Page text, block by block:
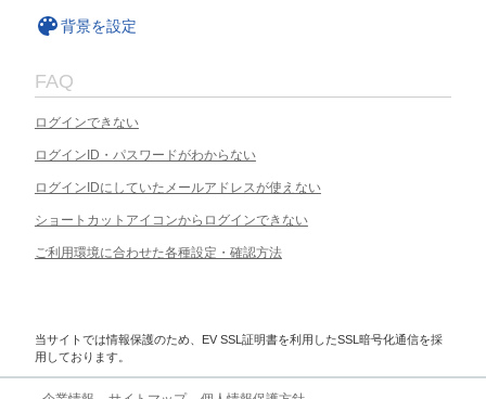
背景を設定
FAQ
ログインできない
ログインID・パスワードがわからない
ログインIDにしていたメールアドレスが使えない
ショートカットアイコンからログインできない
ご利用環境に合わせた各種設定・確認方法
当サイトでは情報保護のため、EV SSL証明書を利用したSSL暗号化通信を採
用しております。